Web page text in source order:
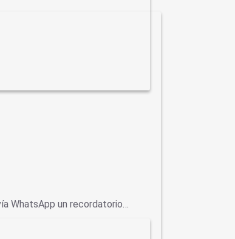
WhatsApp un recordatorio…